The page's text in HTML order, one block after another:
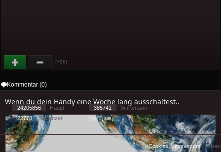
(+26)
Kommentar (0)
Wenn du dein Handy eine Woche lang ausschaltest..
24205856 Haupt 385741
Warteraum
22778
Benutzer [ 2 ] - ( 3.66 )
Cookies-Impressum-